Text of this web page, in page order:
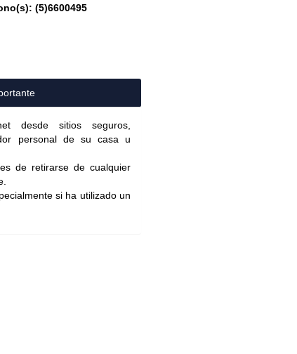
(5)6600495
desde sitios seguros,
personal de su casa u
de retirarse de cualquier
si ha utilizado un